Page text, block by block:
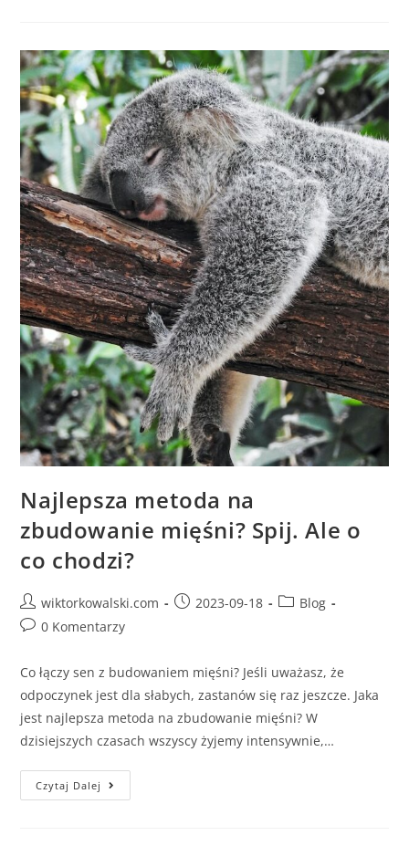
Najlepsza metoda na
zbudowanie mięśni? Spij. Ale o
co chodzi?
wiktorkowalski.com 2023-09-18
Blog
0 Komentarzy
Co łączy sen z budowaniem mięśni? Jeśli uważasz, że
odpoczynek jest dla słabych, zastanów się raz jeszcze. Jaka
jest najlepsza metoda na zbudowanie mięśni? W
dzisiejszych czasach wszyscy żyjemy intensywnie,…
Czytaj Dalej